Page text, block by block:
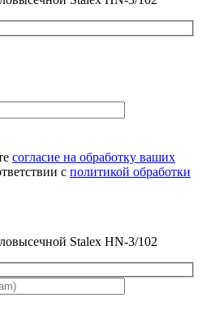
согласие на обработку ваших
с политикой обработки
Stalex HN-3/102